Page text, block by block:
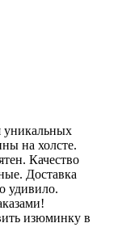
уникальных
на холсте.
Качество
Доставка
удивило.
изюминку в